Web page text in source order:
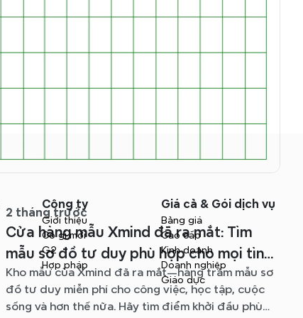
2 tháng trước
Cửa hàng mẫu Xmind đã ra mắt: Tìm
mẫu sơ đồ tư duy phù hợp cho mọi tình
huống
Kho mẫu của Xmind đã ra mắt—hàng trăm mẫu sơ
đồ tư duy miễn phí cho công việc, học tập, cuộc
sống và hơn thế nữa. Hãy tìm điểm khởi đầu phù
Công ty
Giới thiệu
Có gì mới
G2
Hợp pháp
Giá cả & Gói dịch vụ
Bảng giá
Cao cấp
Kinh doanh
Doanh nghiệp
Giáo dục